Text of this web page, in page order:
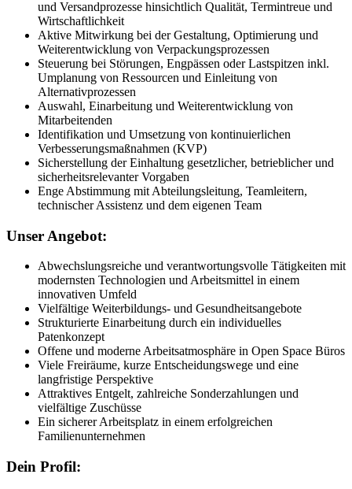
und Versandprozesse hinsichtlich Qualität, Termintreue und
Wirtschaftlichkeit
Aktive Mitwirkung bei der Gestaltung, Optimierung und
Weiterentwicklung von Verpackungsprozessen
Steuerung bei Störungen, Engpässen oder Lastspitzen inkl.
Umplanung von Ressourcen und Einleitung von
Alternativprozessen
Auswahl, Einarbeitung und Weiterentwicklung von
Mitarbeitenden
Identifikation und Umsetzung von kontinuierlichen
Verbesserungsmaßnahmen (KVP)
Sicherstellung der Einhaltung gesetzlicher, betrieblicher und
sicherheitsrelevanter Vorgaben
Enge Abstimmung mit Abteilungsleitung, Teamleitern,
technischer Assistenz und dem eigenen Team
Unser Angebot:
Abwechslungsreiche und verantwortungsvolle Tätigkeiten mit
modernsten Technologien und Arbeitsmittel in einem
innovativen Umfeld
Vielfältige Weiterbildungs- und Gesundheitsangebote
Strukturierte Einarbeitung durch ein individuelles
Patenkonzept
Offene und moderne Arbeitsatmosphäre in Open Space Büros
Viele Freiräume, kurze Entscheidungswege und eine
langfristige Perspektive
Attraktives Entgelt, zahlreiche Sonderzahlungen und
vielfältige Zuschüsse
Ein sicherer Arbeitsplatz in einem erfolgreichen
Familienunternehmen
Dein Profil: